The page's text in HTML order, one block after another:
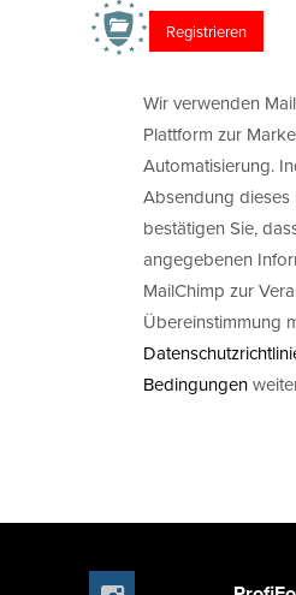
Wir verwenden
Plattform zur
Automatisierung.
Absendung dieses
bestätigen Sie,
angegebenen
MailChimp zur
Übereinstimmung
Bedingungen